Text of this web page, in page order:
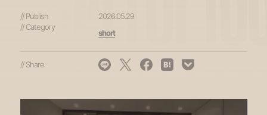
// Publish
2026.05.29
// Category
short
// Share